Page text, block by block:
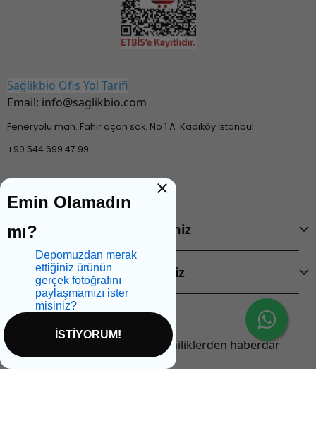
Sağlikbio Ofis Yol Tarifi
Email: info@saglikbio.com
Feneryolu mah. Fahir açan sok. No 1 A Kadıköy İstanbul
+90 544 699 47 99
Ürünlerimiz
Şirketimiz
Abone Olun!
E-posta adresinizi bırakarak yeniliklerden haberdar
olabilirsiniz!
Emin Olamadın
mı?
Depomuzdan merak
ettiğiniz ürünün
gerçek fotoğrafını
paylaşmamızı ister
misiniz?
İSTİYORUM!